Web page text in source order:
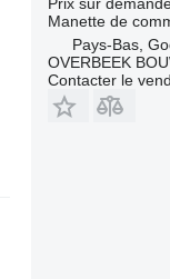
Manette de
Pays-Bas,
OVERBEEK
Contacter le